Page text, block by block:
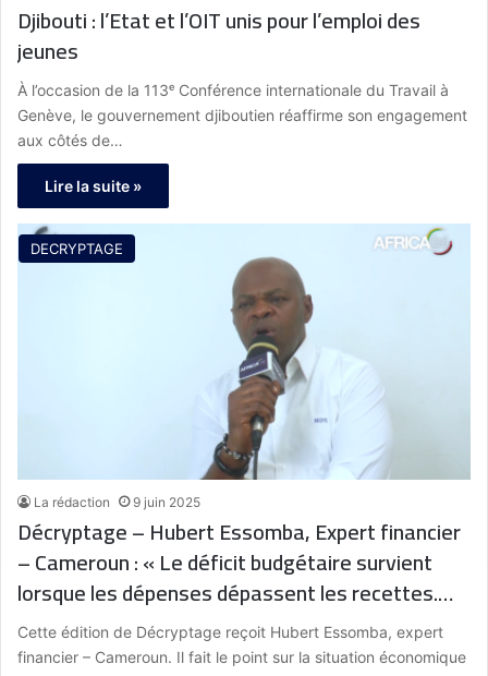
Djibouti : l’Etat et l’OIT unis pour l’emploi des
jeunes
À l’occasion de la 113ᵉ Conférence internationale du Travail à
Genève, le gouvernement djiboutien réaffirme son engagement
aux côtés de…
Lire la suite »
DECRYPTAGE
La rédaction 9 juin 2025
Décryptage – Hubert Essomba, Expert financier
– Cameroun : « Le déficit budgétaire survient
lorsque les dépenses dépassent les recettes.
Pour y remédier, les États cherchent de
nouvelles sources de financement, notamment
Cette édition de Décryptage reçoit Hubert Essomba, expert
financier – Cameroun. Il fait le point sur la situation économique